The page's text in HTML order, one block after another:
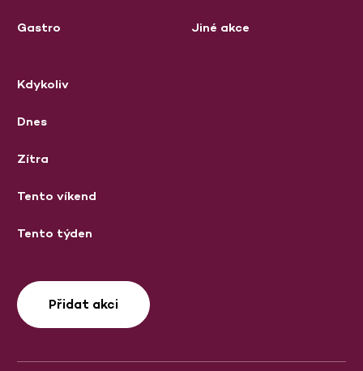
Gastro Jiné akce
Kdykoliv
Dnes
Zítra
Tento víkend
Tento týden
Přidat akci